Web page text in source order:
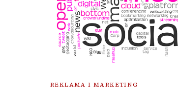
REKLAMA I MARKETING